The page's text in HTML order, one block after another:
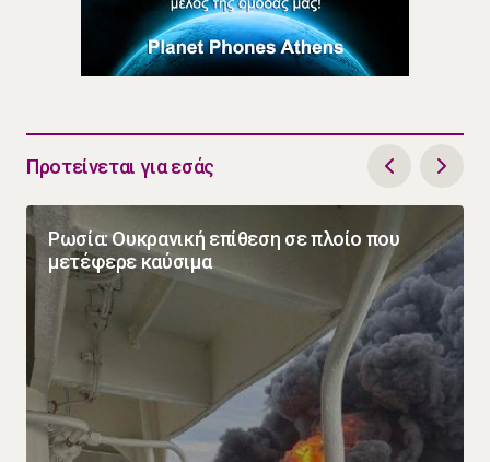
Προτείνεται για εσάς
Ρωσία: Ουκρανική επίθεση σε πλοίο που
μετέφερε καύσιμα